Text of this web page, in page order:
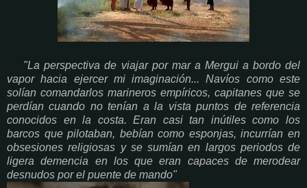
"La perspectiva de viajar por mar a Mergui a bordo del
vapor hacia ejercer mi imaginación... Navíos como este
solían comandarlos marineros empíricos, capitanes que se
perdían cuando no tenían a la vista puntos de referencia
conocidos en la costa. Eran casi tan inútiles como los
barcos que pilotaban, bebían como esponjas, incurrían en
obsesiones religiosas y se sumían en largos periodos de
ligera demencia en los que eran capaces de merodear
desnudos por el puente de mando"